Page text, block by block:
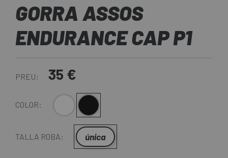
GORRA ASSOS
ENDURANCE CAP P1
PREU: 35 €
COLOR: Blanc Negre
TALLA ROBA: única